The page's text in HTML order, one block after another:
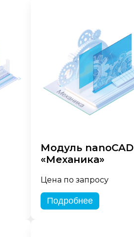
Модуль nanoCAD
«Механика»
Цена по запросу
Подробнее